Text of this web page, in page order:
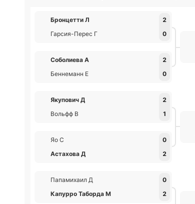
Бронцетти Л
2
Гарсия-Перес Г
0
Соболиева А
2
Беннеманн Е
0
Якупович Д
2
Вольфф В
1
Яо С
0
Астахова Д
2
Папамихаил Д
0
Капурро Таборда М
2